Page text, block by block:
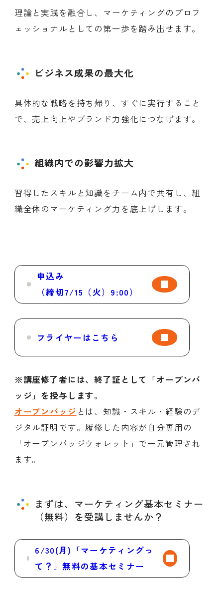
理論と実践を融合し、マーケティングのプロフ
ェッショナルとしての第一歩を踏み出せます。
ビジネス成果の最大化
具体的な戦略を持ち帰り、すぐに実行すること
で、売上向上やブランド力強化につなげます。
組織内での影響力拡大
習得したスキルと知識をチーム内で共有し、組
織全体のマーケティング力を底上げします。
申込み
（締切7/15（火）9:00）
フライヤーはこちら
※講座修了者には、終了証として「オープンバ
ッジ」を授与します。
オープンバッジ とは、知識・スキル・経験のデ
ジタル証明です。履修した内容が自分専用の
「オープンバッジウォレット」で一元管理され
ます。
まずは、マーケティング基本セミナー
（無料）を受講しませんか？
6/30(月)「マーケティングっ
て？」無料の基本セミナー